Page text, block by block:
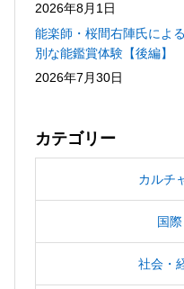
2026年8月1日
能楽師・桜間右陣氏によ
別な能鑑賞体験【後編】
2026年7月30日
カテゴリー
カルチ
国際
社会・